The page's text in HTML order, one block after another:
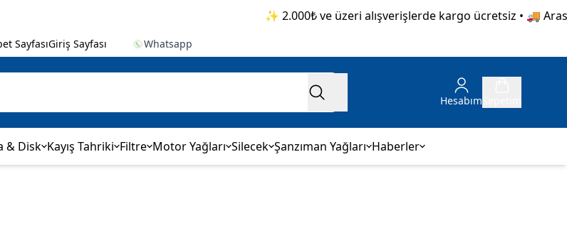
✨ 2.000₺ ve üzeri alışverişlerde kargo ücretsiz • 🚚 Aras
SayfasıGiriş Sayfası Whatsapp
Hesabım
& Disk Kayış Tahriki Filtre Motor Yağları Silecek Şanzıman Yağları Haberler